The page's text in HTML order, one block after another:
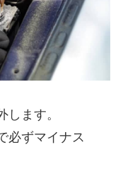
ます。
必ずマイナス